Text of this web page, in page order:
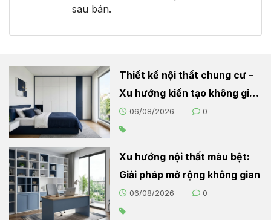
sau bán.
Thiết kế nội thất chung cư –
Xu hướng kiến tạo không gian
sống hiện đại
06/08/2026 0
Xu hướng nội thất màu bệt:
Giải pháp mở rộng không gian
06/08/2026 0